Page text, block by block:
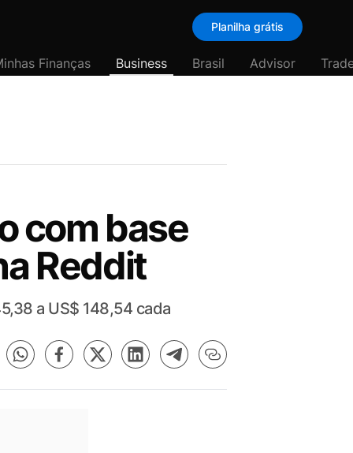
Planilha grátis
Finanças Business Brasil Advisor
com base
Reddit
a US$ 148,54 cada